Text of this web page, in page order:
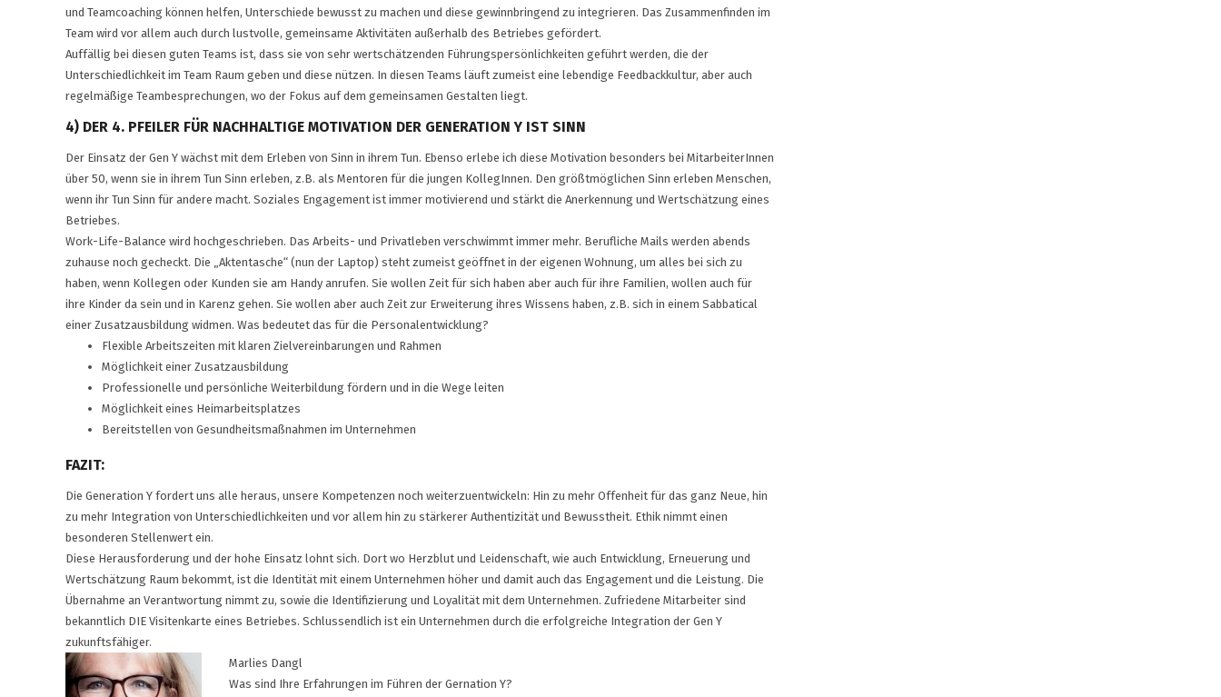
und Teamcoaching können helfen, Unterschiede bewusst zu machen und diese gewinnbringend zu integrieren. Das Zusammenfinden im
Team wird vor allem auch durch lustvolle, gemeinsame Aktivitäten außerhalb des Betriebes gefördert.
Auffällig bei diesen guten Teams ist, dass sie von sehr wertschätzenden Führungspersönlichkeiten geführt werden, die der
Unterschiedlichkeit im Team Raum geben und diese nützen. In diesen Teams läuft zumeist eine lebendige Feedbackkultur, aber auch
regelmäßige Teambesprechungen, wo der Fokus auf dem gemeinsamen Gestalten liegt.
4) DER 4. PFEILER FÜR NACHHALTIGE MOTIVATION DER GENERATION Y IST SINN
Der Einsatz der Gen Y wächst mit dem Erleben von Sinn in ihrem Tun. Ebenso erlebe ich diese Motivation besonders bei MitarbeiterInnen
über 50, wenn sie in ihrem Tun Sinn erleben, z.B. als Mentoren für die jungen KollegInnen. Den größtmöglichen Sinn erleben Menschen,
wenn ihr Tun Sinn für andere macht. Soziales Engagement ist immer motivierend und stärkt die Anerkennung und Wertschätzung eines
Betriebes.
Work-Life-Balance wird hochgeschrieben. Das Arbeits- und Privatleben verschwimmt immer mehr. Berufliche Mails werden abends
zuhause noch gecheckt. Die „Aktentasche“ (nun der Laptop) steht zumeist geöffnet in der eigenen Wohnung, um alles bei sich zu
haben, wenn Kollegen oder Kunden sie am Handy anrufen. Sie wollen Zeit für sich haben aber auch für ihre Familien, wollen auch für
ihre Kinder da sein und in Karenz gehen. Sie wollen aber auch Zeit zur Erweiterung ihres Wissens haben, z.B. sich in einem Sabbatical
einer Zusatzausbildung widmen. Was bedeutet das für die Personalentwicklung?
Flexible Arbeitszeiten mit klaren Zielvereinbarungen und Rahmen
Möglichkeit einer Zusatzausbildung
Professionelle und persönliche Weiterbildung fördern und in die Wege leiten
Möglichkeit eines Heimarbeitsplatzes
Bereitstellen von Gesundheitsmaßnahmen im Unternehmen
FAZIT:
Die Generation Y fordert uns alle heraus, unsere Kompetenzen noch weiterzuentwickeln: Hin zu mehr Offenheit für das ganz Neue, hin
zu mehr Integration von Unterschiedlichkeiten und vor allem hin zu stärkerer Authentizität und Bewusstheit. Ethik nimmt einen
besonderen Stellenwert ein.
Diese Herausforderung und der hohe Einsatz lohnt sich. Dort wo Herzblut und Leidenschaft, wie auch Entwicklung, Erneuerung und
Wertschätzung Raum bekommt, ist die Identität mit einem Unternehmen höher und damit auch das Engagement und die Leistung. Die
Übernahme an Verantwortung nimmt zu, sowie die Identifizierung und Loyalität mit dem Unternehmen. Zufriedene Mitarbeiter sind
bekanntlich DIE Visitenkarte eines Betriebes. Schlussendlich ist ein Unternehmen durch die erfolgreiche Integration der Gen Y
zukunftsfähiger.
Marlies Dangl
Was sind Ihre Erfahrungen im Führen der Gernation Y?